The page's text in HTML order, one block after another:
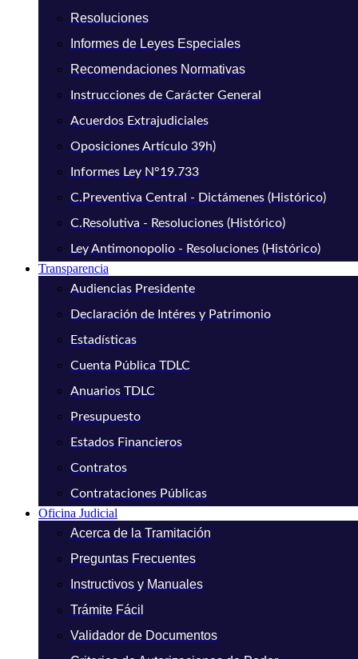
Resoluciones
Informes de Leyes Especiales
Recomendaciones Normativas
Instrucciones de Carácter General
Acuerdos Extrajudiciales
Oposiciones Artículo 39h)
Informes Ley N°19.733
C.Preventiva Central - Dictámenes (Histórico)
C.Resolutiva - Resoluciones (Histórico)
Ley Antimonopolio - Resoluciones (Histórico)
Transparencia
Audiencias Presidente
Declaración de Intéres y Patrimonio
Estadísticas
Cuenta Pública TDLC
Anuarios TDLC
Presupuesto
Estados Financieros
Contratos
Contrataciones Públicas
Oficina Judicial
Acerca de la Tramitación
Preguntas Frecuentes
Instructivos y Manuales
Trámite Fácil
Validador de Documentos